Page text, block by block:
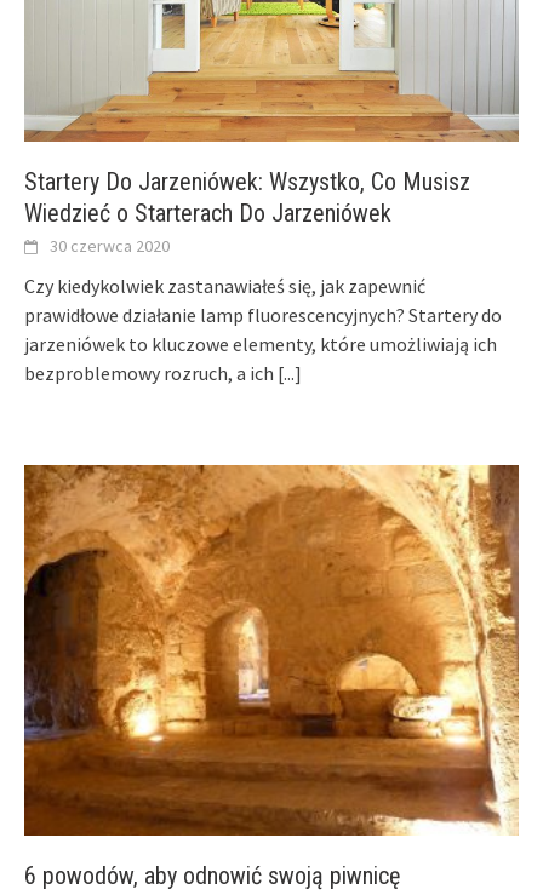
Startery Do Jarzeniówek: Wszystko, Co Musisz
Wiedzieć o Starterach Do Jarzeniówek
30 czerwca 2020
Czy kiedykolwiek zastanawiałeś się, jak zapewnić
prawidłowe działanie lamp fluorescencyjnych? Startery do
jarzeniówek to kluczowe elementy, które umożliwiają ich
bezproblemowy rozruch, a ich [...]
6 powodów, aby odnowić swoją piwnicę